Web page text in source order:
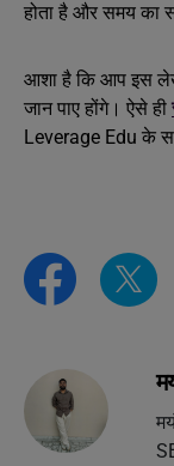
होता है और समय का
आशा है कि आप इस लेख
जान पाए होंगे। ऐसे ही
Leverage Edu के